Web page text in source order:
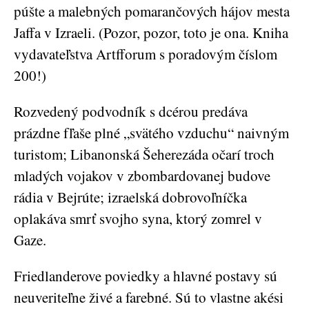
púšte a malebných pomarančových hájov mesta
Jaffa v Izraeli. (Pozor, pozor, toto je ona. Kniha
vydavateľstva Artfforum s poradovým číslom
200!)
Rozvedený podvodník s dcérou predáva
prázdne fľaše plné „svätého vzduchu“ naivným
turistom; Libanonská Šeherezáda očarí troch
mladých vojakov v zbombardovanej budove
rádia v Bejrúte; izraelská dobrovoľníčka
oplakáva smrť svojho syna, ktorý zomrel v
Gaze.
Friedlanderove poviedky a hlavné postavy sú
neuveriteľne živé a farebné. Sú to vlastne akési